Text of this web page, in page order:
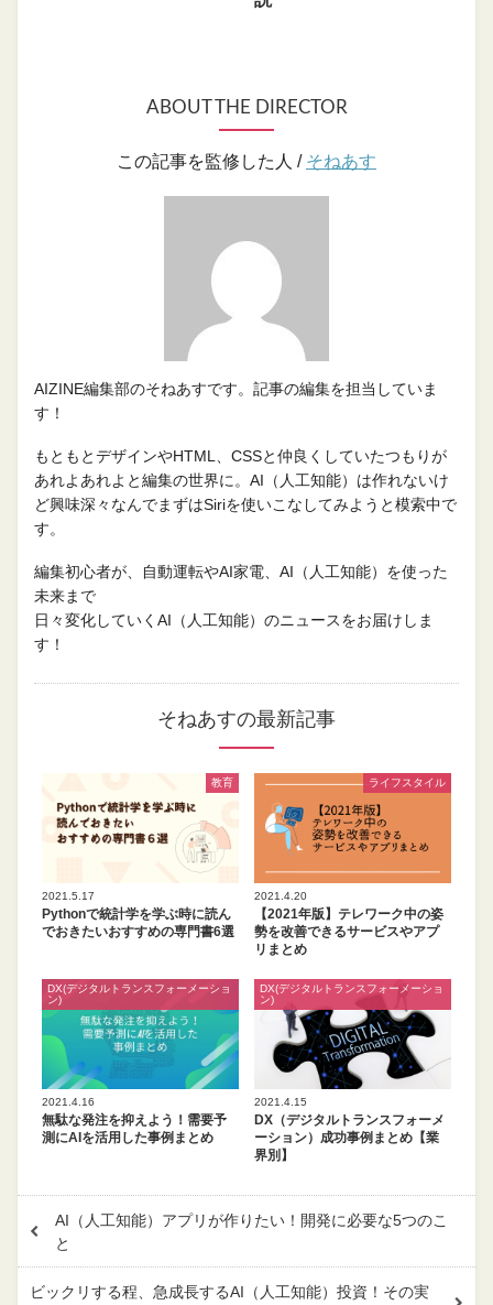
ABOUT THE DIRECTOR
この記事を監修した人 / そねあす
AIZINE編集部のそねあすです。記事の編集を担当していま
す！
もともとデザインやHTML、CSSと仲良くしていたつもりが
あれよあれよと編集の世界に。AI（人工知能）は作れないけ
ど興味深々なんでまずはSiriを使いこなしてみようと模索中で
す。
編集初心者が、自動運転やAI家電、AI（人工知能）を使った
未来まで
日々変化していくAI（人工知能）のニュースをお届けしま
す！
そねあすの最新記事
教育
2021.5.17
Pythonで統計学を学ぶ時に読ん
でおきたいおすすめの専門書6選
ライフスタイル
2021.4.20
【2021年版】テレワーク中の姿
勢を改善できるサービスやアプ
リまとめ
DX(デジタルトランスフォーメーショ
ン)
2021.4.16
無駄な発注を抑えよう！需要予
測にAIを活用した事例まとめ
DX(デジタルトランスフォーメーショ
ン)
2021.4.15
DX（デジタルトランスフォーメ
ーション）成功事例まとめ【業
界別】
AI（人工知能）アプリが作りたい！開発に必要な5つのこ
と
ビックリする程、急成長するAI（人工知能）投資！その実